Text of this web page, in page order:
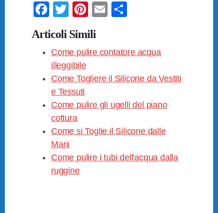
F
a
c
e
b
o
o
k
T
wi
tt
er
Pi
nt
er
e
st
E
di
vi
di
Articoli Simili
Come pulire contatore acqua
illeggibile​
Come Togliere il Silicone da Vestiti
e Tessuti
Come pulire gli ugelli del piano
cottura​
Come si Toglie il Silicone dalle
Mani
Come pulire i tubi dell'acqua dalla
ruggine